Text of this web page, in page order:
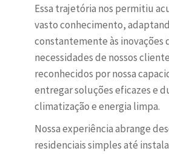
Essa trajetória nos permitiu
vasto conhecimento,
constantemente às inovações
necessidades de nossos
reconhecidos por nossa
entregar soluções eficazes e
climatização e energia limpa.
Nossa experiência abrange
residenciais simples até